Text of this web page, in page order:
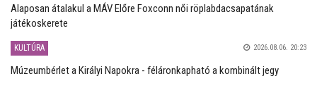
Alaposan átalakul a MÁV Előre Foxconn női röplabdacsapatának
játékoskerete
KULTÚRA 2026.08.06. 20:23
Múzeumbérlet a Királyi Napokra - féláronkapható a kombinált jegy